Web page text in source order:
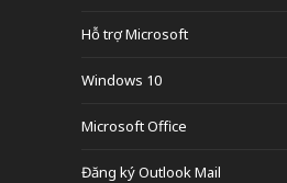
Hỗ trợ Microsoft
Windows 10
Microsoft Office
Đăng ký Outlook Mail